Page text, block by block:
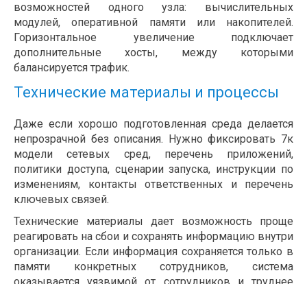
возможностей одного узла: вычислительных
модулей, оперативной памяти или накопителей.
Горизонтальное увеличение подключает
дополнительные хосты, между которыми
балансируется трафик.
Технические материалы и процессы
Даже если хорошо подготовленная среда делается
непрозрачной без описания. Нужно фиксировать 7к
модели сетевых сред, перечень приложений,
политики доступа, сценарии запуска, инструкции по
изменениям, контакты ответственных и перечень
ключевых связей.
Технические материалы дает возможность проще
реагировать на сбои и сохранять информацию внутри
организации. Если информация сохраняется только в
памяти конкретных сотрудников, система